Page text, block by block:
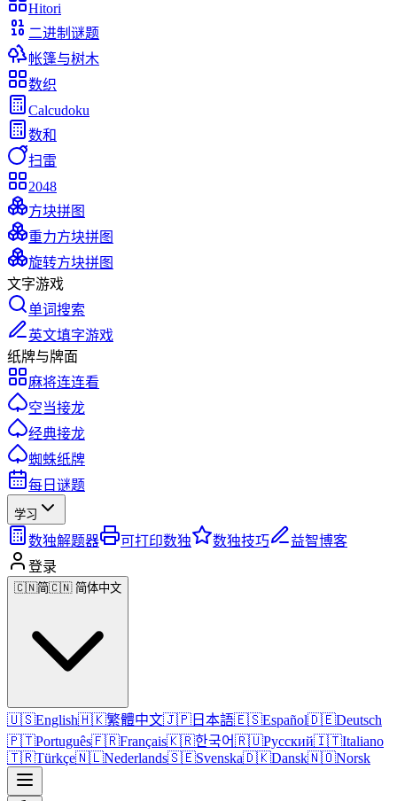
Hitori
二进制谜题
帐篷与树木
数织
Calcudoku
数和
扫雷
2048
方块拼图
重力方块拼图
旋转方块拼图
文字游戏
单词搜索
英文填字游戏
纸牌与牌面
麻将连连看
空当接龙
经典接龙
蜘蛛纸牌
每日谜题
学习
数独解题器 可打印数独 数独技巧
益智博客
登录
🇨🇳简🇨🇳 简体中文
🇺🇸English🇭🇰繁體中文🇯🇵 日本語🇪🇸Español🇩🇪Deutsch
🇵🇹Português🇫🇷Français🇰🇷한국어🇷🇺Русский🇮🇹Italiano
🇹🇷Türkçe🇳🇱Nederlands🇸🇪Svenska🇩🇰Dansk🇳🇴Norsk